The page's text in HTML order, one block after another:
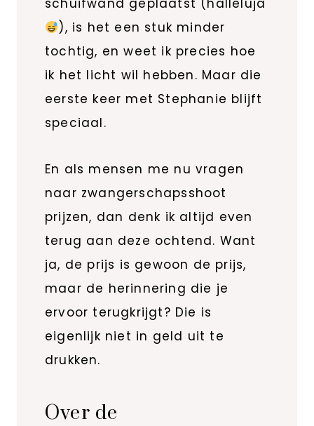
schuifwand geplaatst (halleluja
), is het een stuk minder
tochtig, en weet ik precies hoe
ik het licht wil hebben. Maar die
eerste keer met Stephanie blijft
speciaal.
En als mensen me nu vragen
naar zwangerschapsshoot
prijzen, dan denk ik altijd even
terug aan deze ochtend. Want
ja, de prijs is gewoon de prijs,
maar de herinnering die je
ervoor terugkrijgt? Die is
eigenlijk niet in geld uit te
drukken.
Over de